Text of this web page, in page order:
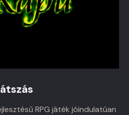
RPG játék jóindulatúan